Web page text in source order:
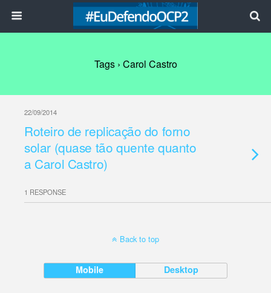
Tags › Carol Castro
22/09/2014
Roteiro de replicação do forno
solar (quase tão quente quanto
a Carol Castro)
1 RESPONSE
Back to top
Mobile Desktop